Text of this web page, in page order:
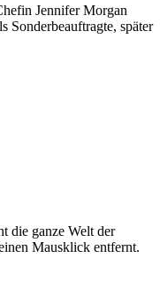
Jennifer Morgan
Sonderbeauftragte, später
ganze Welt der
Mausklick entfernt.